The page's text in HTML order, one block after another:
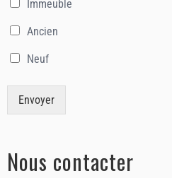
Immeuble
Ancien
Neuf
Envoyer
Nous contacter